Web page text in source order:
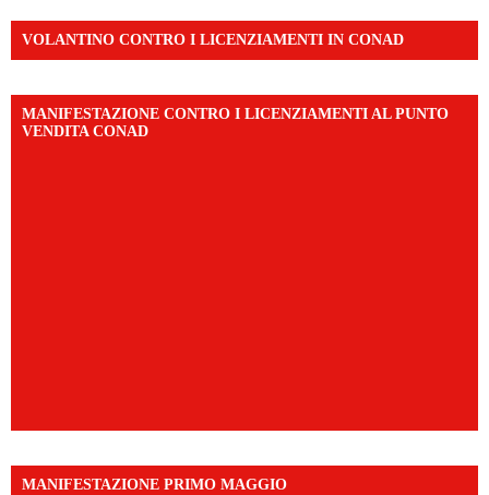
VOLANTINO CONTRO I LICENZIAMENTI IN CONAD
MANIFESTAZIONE CONTRO I LICENZIAMENTI AL PUNTO
VENDITA CONAD
MANIFESTAZIONE PRIMO MAGGIO